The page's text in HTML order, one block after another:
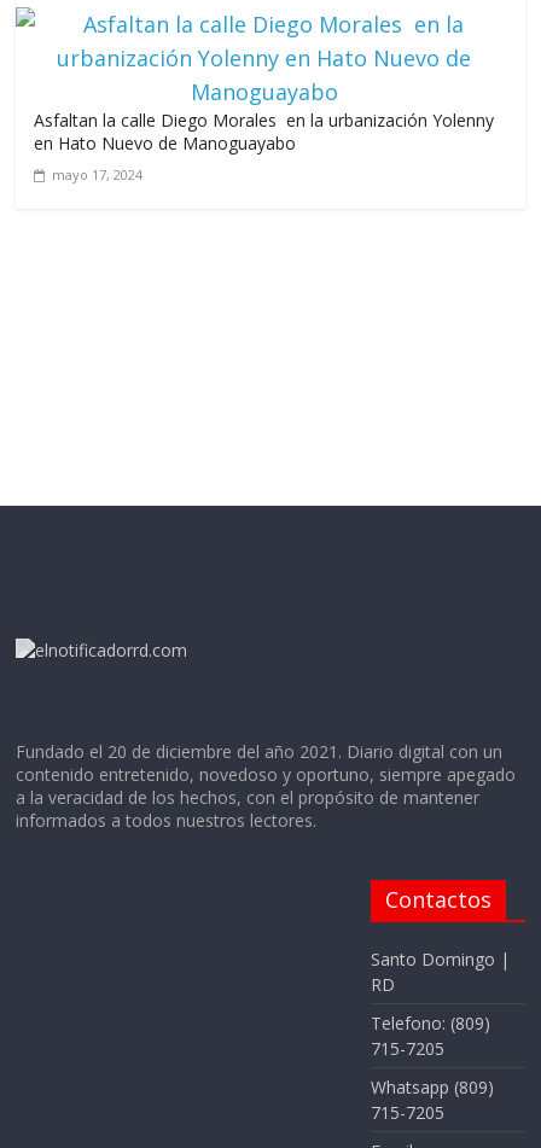
Asfaltan la calle Diego Morales en la urbanización Yolenny
en Hato Nuevo de Manoguayabo
mayo 17, 2024
Fundado el 20 de diciembre del año 2021. Diario digital con un
contenido entretenido, novedoso y oportuno, siempre apegado
a la veracidad de los hechos, con el propósito de mantener
informados a todos nuestros lectores.
Contactos
Santo Domingo |
RD
Telefono: (809)
715-7205
Whatsapp (809)
715-7205